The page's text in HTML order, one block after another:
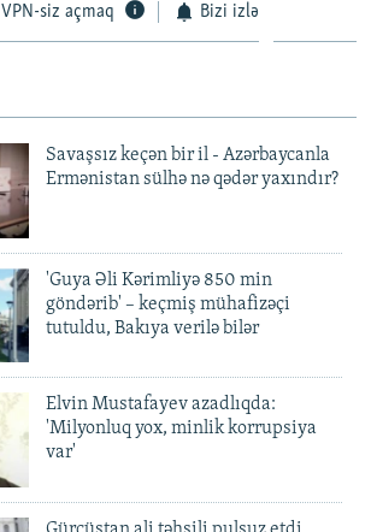
VPN-siz açmaq Bizi izlə
Savaşsız keçən bir il - Azərbaycanla
Ermənistan sülhə nə qədər yaxındır?
'Guya Əli Kərimliyə 850 min
göndərib' – keçmiş mühafizəçi
tutuldu, Bakıya verilə bilər
Elvin Mustafayev azadlıqda:
'Milyonluq yox, minlik korrupsiya
var'